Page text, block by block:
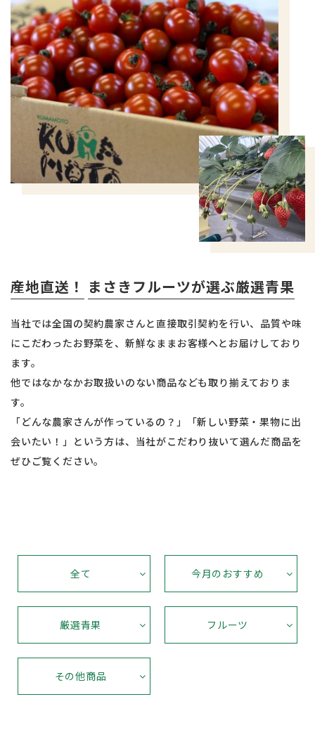
産地直送！ まさきフルーツが選ぶ厳選青果
当社では全国の契約農家さんと直接取引契約を行い、品質や味
にこだわったお野菜を、新鮮なままお客様へとお届けしており
ます。
他ではなかなかお取扱いのない商品なども取り揃えておりま
す。
「どんな農家さんが作っているの？」「新しい野菜・果物に出
会いたい！」という方は、当社がこだわり抜いて選んだ商品を
ぜひご覧ください。
全て 今月のおすすめ
厳選青果 フルーツ
その他商品